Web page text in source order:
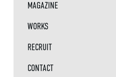
MAGAZINE
WORKS
RECRUIT
CONTACT